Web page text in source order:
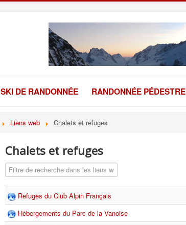
SKI DE RANDONNÉE RANDONNÉE PÉDESTRE
Liens web Chalets et refuges
Chalets et refuges
Champ de filtre
Refuges du Club Alpin Français
Hébergements du Parc de la Vanoise